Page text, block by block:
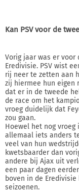
Kan PSV voor de
Vorig jaar was er
Eredivisie. PSV wist
rij neer te zetten aan
zij hiermee hun eigen
dat er in de tweede
de race om het
vroeg duidelijk dat
zou gaan.
Hoewel het nog
allemaal iets anders
veel van hun
kwetsbaarder dan
andere bij Ajax uit
een paar dagen
boven in de
seizoenen.